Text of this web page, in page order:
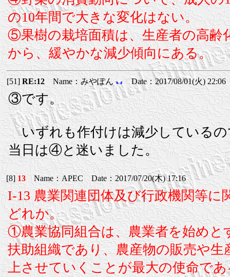
の10年間で大きな変化はない。
⑤果樹の栽培面積は、生産者の高齢
から、緩やかな減少傾向にある。
[51]RE:12 Name：みやぽん Date：2017/08/01(火) 22:06
③です。
いずれも作付けは減少しているの
当日は④と迷いました。
[8]13Name：APEC Date：2017/07/20(木) 17:16
I-13 農業関連団体及び行政機関等
どれか。
①農業協同組合は、農業者を始めと
扶助組織であり、農産物の販売や
上させていくことが最大の使命であ